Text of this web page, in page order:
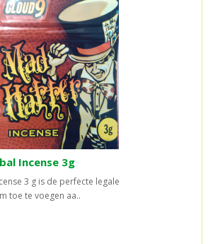
Incense 3g
3 g is de perfecte legale
toe te voegen aa..